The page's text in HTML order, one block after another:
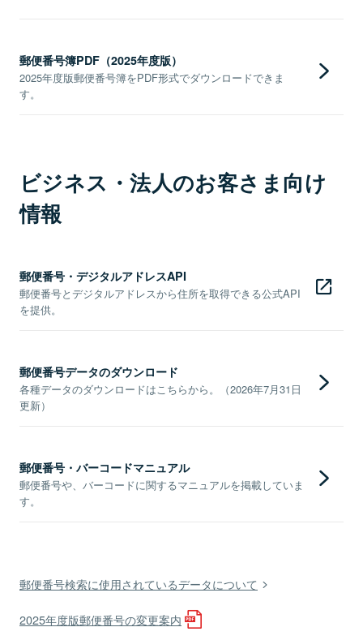
郵便番号簿PDF（2025年度版）
2025年度版郵便番号簿をPDF形式でダウンロードできま
す。
ビジネス・法人のお客さま向け
情報
郵便番号・デジタルアドレスAPI
郵便番号とデジタルアドレスから住所を取得できる公式API
を提供。
郵便番号データのダウンロード
各種データのダウンロードはこちらから。（2026年7月31日
更新）
郵便番号・バーコードマニュアル
郵便番号や、バーコードに関するマニュアルを掲載していま
す。
郵便番号検索に使用されているデータについて
2025年度版郵便番号の変更案内